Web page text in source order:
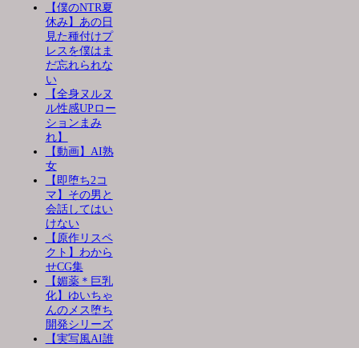
【僕のNTR夏
休み】あの日
見た種付けプ
レスを僕はま
だ忘れられな
い
【全身ヌルヌ
ル性感UPロー
ションまみ
れ】
【動画】AI熟
女
【即堕ち2コ
マ】その男と
会話してはい
けない
【原作リスペ
クト】わから
せCG集
【媚薬＊巨乳
化】ゆいちゃ
んのメス堕ち
開発シリーズ
【実写風AI誰